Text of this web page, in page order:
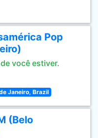
Pop
você estiver.
Janeiro, Brazil
(Belo